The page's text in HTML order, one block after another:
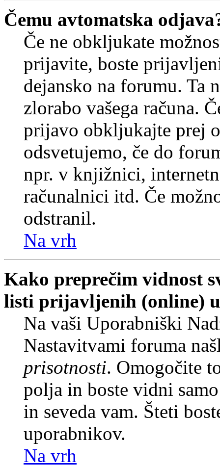
Čemu avtomatska
Če ne obkljukate
prijavite, boste
dejansko na forumu. Ta
zlorabo vašega računa.
prijavo obkljukajte prej
odsvetujemo, če do
npr. v knjižnici,
računalnici itd. Če
odstranil.
Na vrh
Kako preprečim vidnost
listi prijavljenih (online)
Na vaši Uporabniški
Nastavitvami foruma
prisotnosti. Omogočite
polja in boste vidni
in seveda vam. Šteti
uporabnikov.
Na vrh